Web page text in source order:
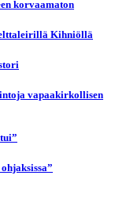
korvaamaton
Kihniöllä
vapaakirkollisen